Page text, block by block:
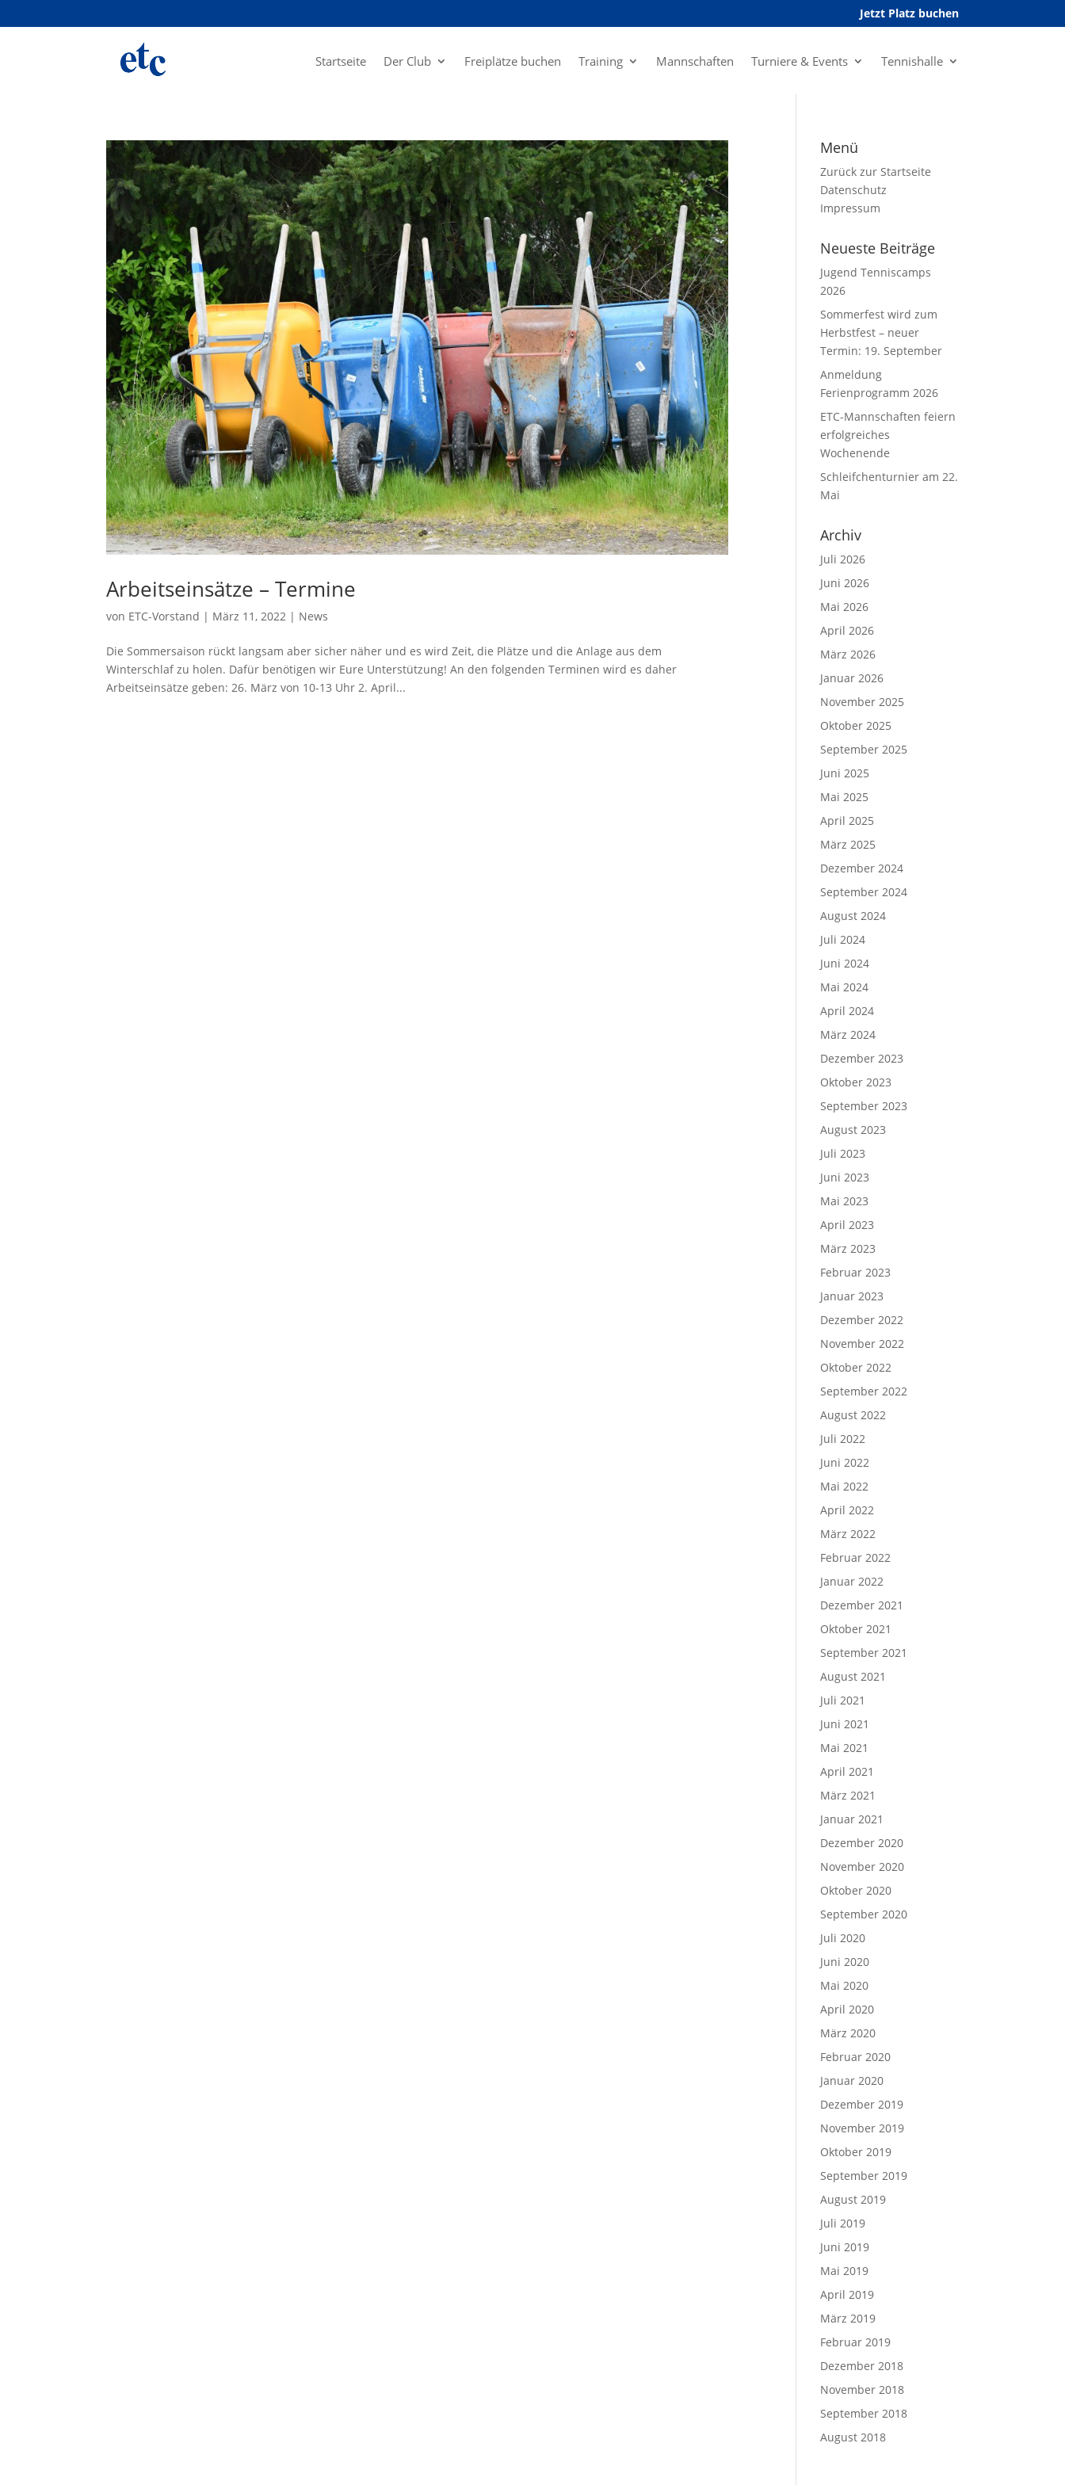
Jetzt Platz buchen
Startseite Der Club Freiplätze buchen Training Mannschaften Turniere & Events Tennishalle
Arbeitseinsätze – Termine
von ETC-Vorstand | März 11, 2022 | News
Die Sommersaison rückt langsam aber sicher näher und es wird Zeit, die Plätze und die Anlage aus dem
Winterschlaf zu holen. Dafür benötigen wir Eure Unterstützung! An den folgenden Terminen wird es daher
Arbeitseinsätze geben: 26. März von 10-13 Uhr 2. April...
Menü
Zurück zur Startseite
Datenschutz
Impressum
Neueste Beiträge
Jugend Tenniscamps
2026
Sommerfest wird zum
Herbstfest – neuer
Termin: 19. September
Anmeldung
Ferienprogramm 2026
ETC-Mannschaften feiern
erfolgreiches
Wochenende
Schleifchenturnier am 22.
Mai
Archiv
Juli 2026
Juni 2026
Mai 2026
April 2026
März 2026
Januar 2026
November 2025
Oktober 2025
September 2025
Juni 2025
Mai 2025
April 2025
März 2025
Dezember 2024
September 2024
August 2024
Juli 2024
Juni 2024
Mai 2024
April 2024
März 2024
Dezember 2023
Oktober 2023
September 2023
August 2023
Juli 2023
Juni 2023
Mai 2023
April 2023
März 2023
Februar 2023
Januar 2023
Dezember 2022
November 2022
Oktober 2022
September 2022
August 2022
Juli 2022
Juni 2022
Mai 2022
April 2022
März 2022
Februar 2022
Januar 2022
Dezember 2021
Oktober 2021
September 2021
August 2021
Juli 2021
Juni 2021
Mai 2021
April 2021
März 2021
Januar 2021
Dezember 2020
November 2020
Oktober 2020
September 2020
Juli 2020
Juni 2020
Mai 2020
April 2020
März 2020
Februar 2020
Januar 2020
Dezember 2019
November 2019
Oktober 2019
September 2019
August 2019
Juli 2019
Juni 2019
Mai 2019
April 2019
März 2019
Februar 2019
Dezember 2018
November 2018
September 2018
August 2018